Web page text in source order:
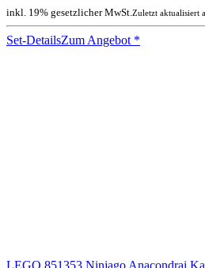
inkl. 19% gesetzlicher MwSt.Zuletzt aktualisiert
Set-DetailsZum Angebot *